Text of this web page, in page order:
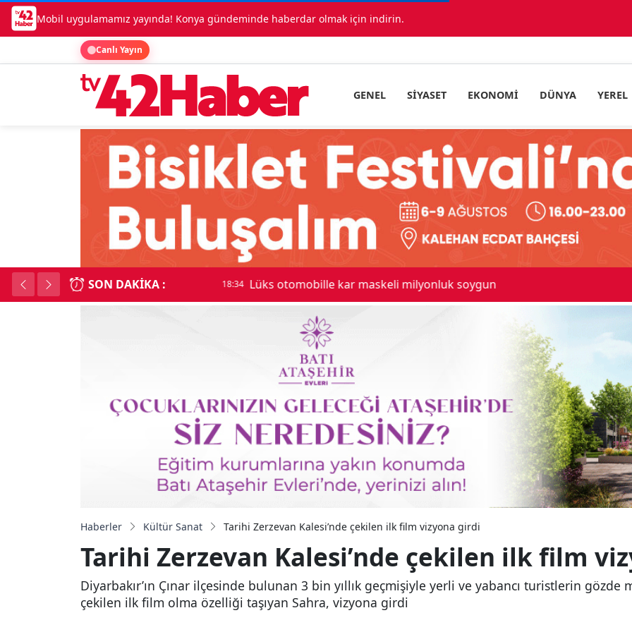
Mobil uygulamamız yayında! Konya gündeminde haberdar olmak için indirin.
Canlı Yayın
GENEL SIYASET EKONOMI DÜNYA YEREL
SON DAKIKA : Lüks otomobille kar maskeli milyonluk soygun
Haberler Kültür Sanat Tarihi Zerzevan Kalesi’nde çekilen ilk film vizyona girdi
Tarihi Zerzevan Kalesi’nde çekilen ilk film
Diyarbakır’ın Çınar ilçesinde bulunan 3 bin yıllık geçmişiyle yerli ve yabancı turistlerin gözde
çekilen ilk film olma özelliği taşıyan Sahra, vizyona girdi